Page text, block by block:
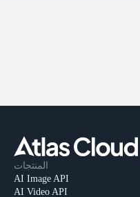
المنتجات
AI Image API
AI Video API